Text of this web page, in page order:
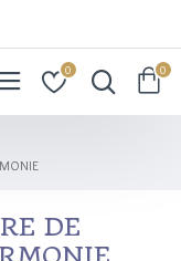
0 0
DE